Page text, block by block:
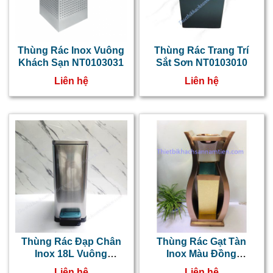
Thùng Rác Inox Vuông
Khách Sạn NT0103031
Liên hệ
Thùng Rác Trang Trí
Sắt Sơn NT0103010
Liên hệ
Thùng Rác Đạp Chân
Inox 18L Vuông
NT0103057
Thùng Rác Gạt Tàn
Inox Màu Đồng
NT0103048